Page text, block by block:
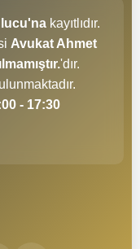
kayıtlıdır.
Avukat Ahmet
'dır.
- 17:30